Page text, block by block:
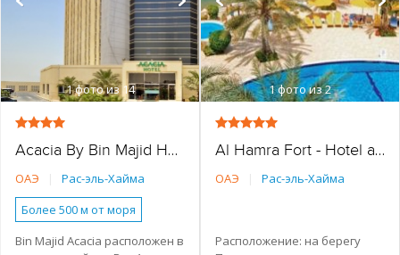
1фото из 14
Acacia By Bin Majid Hotels & Resort
ОАЭ
Рас-эль-Хайма
Более 500 м от моря
Наличие туристической
инфраструктуры рядом
Bin Majid Acacia расположен в
1фото из 2
Al Hamra Fort - Hotel and Beach Resort
ОАЭ Рас-эль-Хайма
Расположение: на берегу